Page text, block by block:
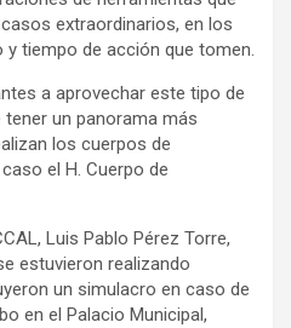
extraordinarios, en los
y tiempo de acción que tomen.
a aprovechar este tipo de
un panorama más
los cuerpos de
el H. Cuerpo de
Luis Pablo Pérez Torre,
estuvieron realizando
un simulacro en caso de
en el Palacio Municipal,